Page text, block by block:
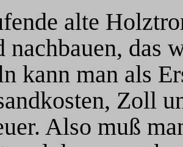
alte
nachbauen, das
kann man als
Zoll
Also muß